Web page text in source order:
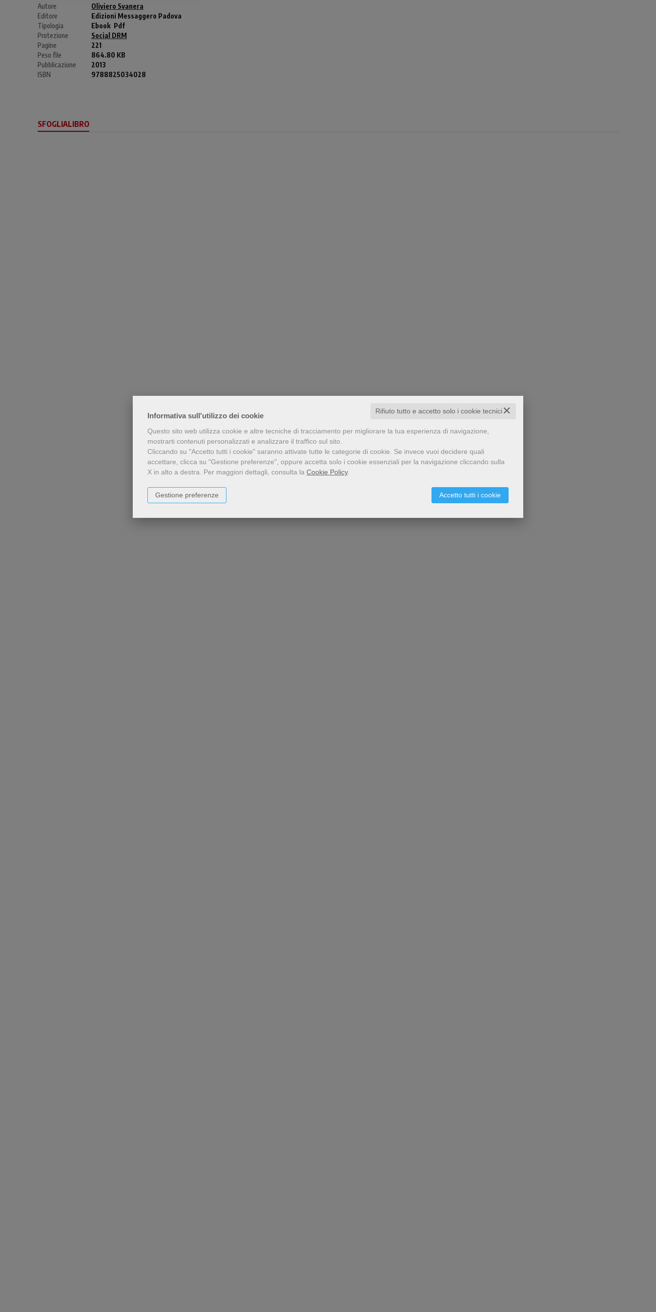
Informativa sull'utilizzo dei cookie ✕
Rifiuto tutto e accetto solo i cookie tecnici
Questo sito web utilizza cookie e altre tecniche di tracciamento per migliorare la tua esperienza di navigazione,
mostrarti contenuti personalizzati e analizzare il traffico sul sito.
Cliccando su "Accetto tutti i cookie" saranno attivate tutte le categorie di cookie. Se invece vuoi decidere quali
accettare, clicca su "Gestione preferenze", oppure accetta solo i cookie essenziali per la navigazione cliccando sulla
X in alto a destra. Per maggiori dettagli, consulta la Cookie Policy.
Accetto tutti i cookie
Gestione preferenze
Autore
Oliviero Svanera
Editore
Edizioni Messaggero Padova
Tipologia
Ebook Pdf
Protezione
Social DRM
Pagine
221
Peso file
864.80 KB
Pubblicazione
2013
ISBN
9788825034028
SFOGLIALIBRO